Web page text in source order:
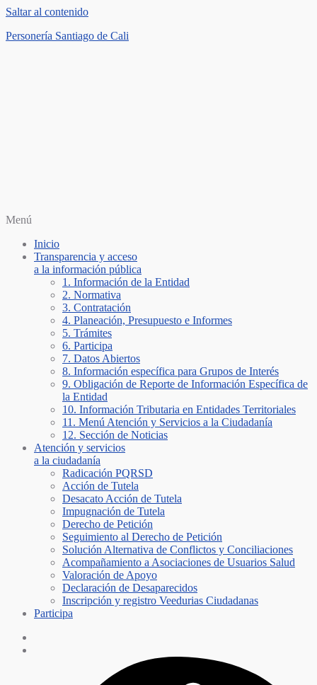
Saltar al contenido
Personería Santiago de Cali
Menú
Inicio
Transparencia y acceso
a la información pública
1. Información de la Entidad
2. Normativa
3. Contratación
4. Planeación, Presupuesto e Informes
5. Trámites
6. Participa
7. Datos Abiertos
8. Información específica para Grupos de Interés
9. Obligación de Reporte de Información Específica de
la Entidad
10. Información Tributaria en Entidades Territoriales
11. Menú Atención y Servicios a la Ciudadanía
12. Sección de Noticias
Atención y servicios
a la ciudadanía
Radicación PQRSD
Acción de Tutela
Desacato Acción de Tutela
Impugnación de Tutela
Derecho de Petición
Seguimiento al Derecho de Petición
Solución Alternativa de Conflictos y Conciliaciones
Acompañamiento a Asociaciones de Usuarios Salud
Valoración de Apoyo
Declaración de Desaparecidos
Inscripción y registro Veedurias Ciudadanas
Participa